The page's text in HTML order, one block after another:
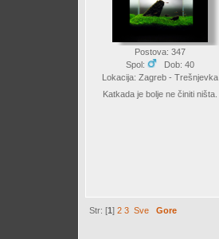
Postova: 347
Spol:
Dob: 40
Lokacija: Zagreb - Trešnjevka
Katkada je bolje ne činiti ništa.
Str: [1]2 3 Sve Gore